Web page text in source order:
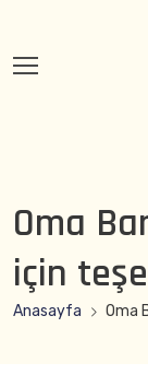
Oma
için
Anasayfa Oma